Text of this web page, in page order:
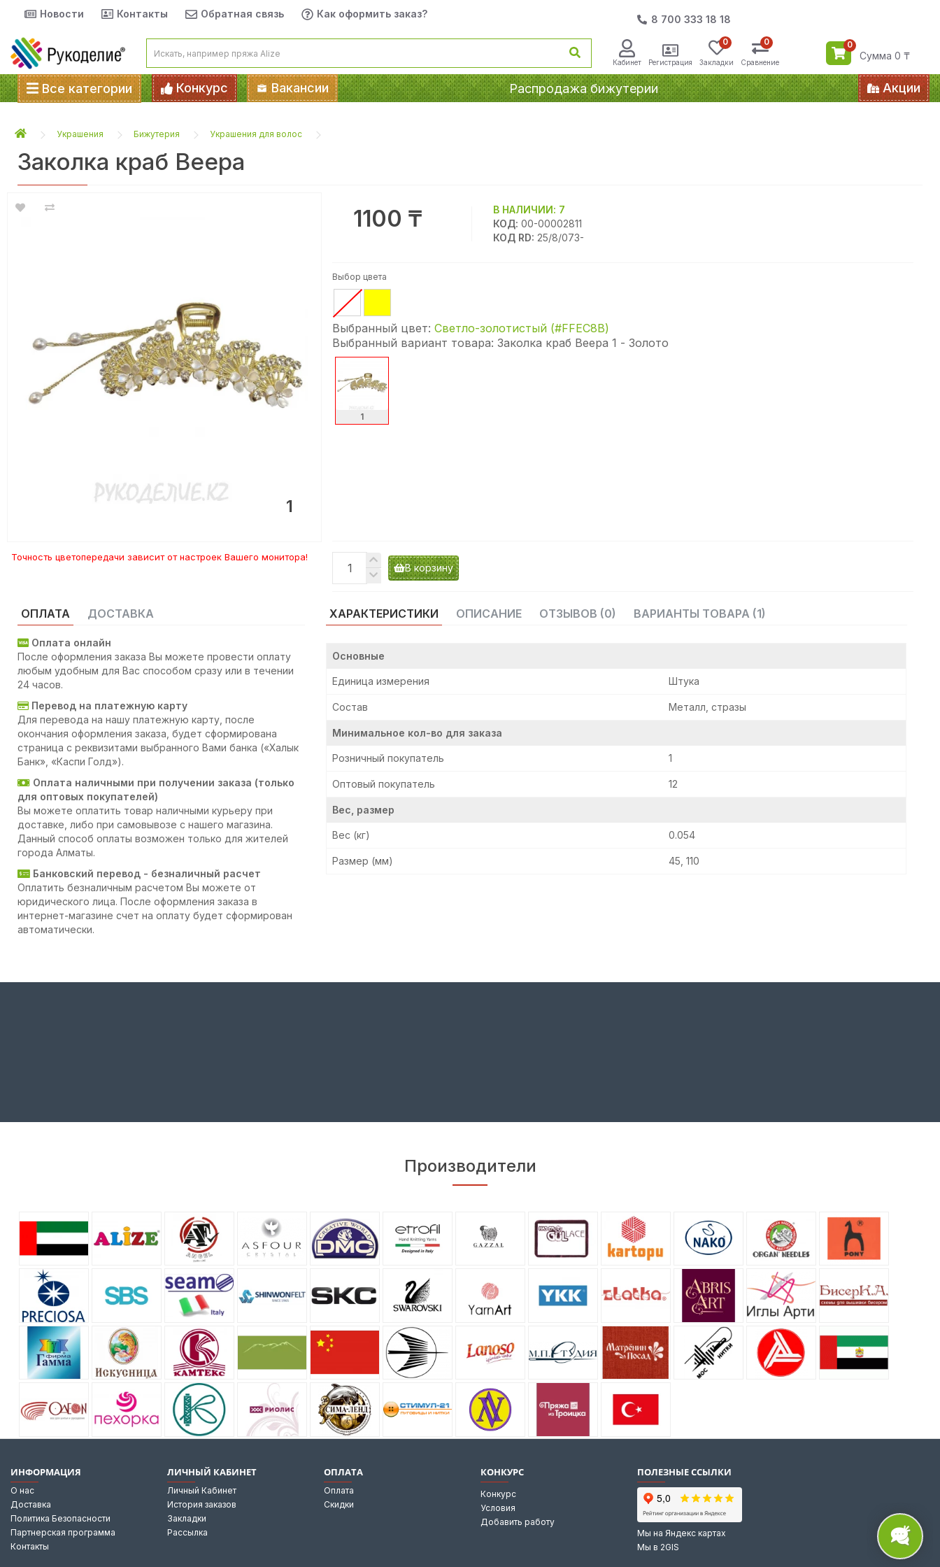
Новости Контакты Обратная связь Как оформить заказ? 8 700 333 18 18
Кабинет Регистрация Закладки
0
Сравнение
0 0
Сумма 0 ₸
Все категории Конкурс Вакансии Распродажа бижутерии Акции
Украшения Бижутерия Украшения для волос
Заколка краб Веера
1
Точность цветопередачи зависит от настроек Вашего монитора!
ОПЛАТА ДОСТАВКА
Оплата онлайн
После оформления заказа Вы можете провести оплату
любым удобным для Вас способом сразу или в течении
24 часов.
Перевод на платежную карту
Для перевода на нашу платежную карту, после
окончания оформления заказа, будет сформирована
страница с реквизитами выбранного Вами банка («Халык
Банк», «Каспи Голд»).
Оплата наличными при получении заказа (только
для оптовых покупателей)
Вы можете оплатить товар наличными курьеру при
доставке, либо при самовывозе с нашего магазина.
Данный способ оплаты возможен только для жителей
города Алматы.
Банковский перевод - безналичный расчет
Оплатить безналичным расчетом Вы можете от
юридического лица. После оформления заказа в
интернет-магазине счет на оплату будет сформирован
автоматически.
ХАРАКТЕРИСТИКИ ОПИСАНИЕ ОТЗЫВОВ (0) ВАРИАНТЫ ТОВАРА (1)
Основные
Единица измерения Штука
Состав Металл, стразы
Минимальное кол-во для заказа
Розничный покупатель 1
Оптовый покупатель 12
Вес, размер
Вес (кг) 0.054
Размер (мм) 45, 110
1100 ₸ В НАЛИЧИИ: 7
КОД: 00-00002811
КОД RD: 25/8/073-
Выбор цвета
Выбранный цвет:Светло-золотистый (#FFEC8B)
Выбранный вариант товара:Заколка краб Веера 1 - Золото
1
В корзину
Производители
ИНФОРМАЦИЯ
О нас
Доставка
Политика Безопасности
Партнерская программа
Контакты
ЛИЧНЫЙ КАБИНЕТ
Личный Кабинет
История заказов
Закладки
Рассылка
ОПЛАТА
Оплата
Скидки
КОНКУРС
Конкурс
Условия
Добавить работу
ПОЛЕЗНЫЕ ССЫЛКИ
Мы на Яндекс картах
Мы в 2GIS